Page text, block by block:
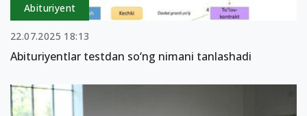
Abituriyent
22.07.2025 18:13
Abituriyentlar testdan so‘ng nimani tanlashadi